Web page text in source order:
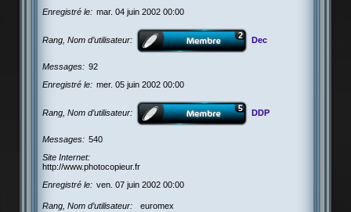
Enregistré le
mar. 04 juin 2002 00:00
Rang, Nom d’utilisateur Dec
Messages
92
Enregistré le
mer. 05 juin 2002 00:00
Rang, Nom d’utilisateur DDP
Messages
540
Site Internet
http://www.photocopieur.fr
Enregistré le
ven. 07 juin 2002 00:00
Rang, Nom d’utilisateur
euromex